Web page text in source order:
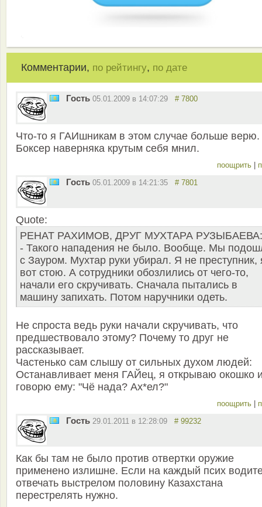
Комментарии, по рейтингу, по дате
Гость 05.01.2009 в 14:07:29 # 7800
Что-то я ГАИшникам в этом случае больше верю.
Боксер наверняка крутым себя мнил.
поощрить
Гость 05.01.2009 в 14:21:35 # 7801
Quote:
РЕНАТ РАХИМОВ, ДРУГ МУХТАРА РУЗЫБАЕВА:
- Такого нападения не было. Вообще. Мы
с Зауром. Мухтар руки убирал. Я не преступник,
вот стою. А сотрудники обозлились от чего-то,
начали его скручивать. Сначала пытались в
машину запихать. Потом наручники одеть.
Не спроста ведь руки начали скручивать, что
предшествовало этому? Почему то друг не
рассказывает.
Частенько сам слышу от сильных духом людей:
Останавливает меня ГАЙец, я открываю окошко
говорю ему: "Чё нада? Ах*ел?"
поощрить
Гость 29.01.2011 в 12:28:09 # 99232
Как бы там не было против отвертки оружие
применено излишне. Если на каждый псих
отвечать выстрелом половину Казахстана
перестрелять нужно.